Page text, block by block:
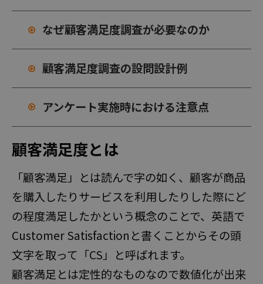
モニターの特徴
安心のサポート体制
料金
国内モニターアンケート
海外モニターアンケート
オンラインインタビュー
オープンアンケート
活用事例
調査テンプレート
お役立ち情報
なぜ顧客満足度調査が必要なのか
顧客満足度調査の設問設計例
アンケート実施時における注意点
顧客満足度とは
「顧客満足」とは読んで字の如く、顧客が商品
を購入したりサービスを利用したりした際にど
の程度満足したかという概念のことで、英語で
Customer Satisfactionと書くことからその頭
文字を取って「CS」と呼ばれます。
顧客満足とは定性的なものなので数値化が出来